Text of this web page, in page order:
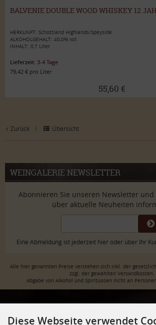
BALVENIE DOUBLE WOOD WHISKEY 12
HERKUNFT: Schottland Highlands/Speyside
ALKOHOLGEHALT: 40,0% vol.
INHALT: 0,7 Liter
Lieferzeit: 3-4 Tage
79,42 € pro Liter
55,60 €
Zurück | Übersicht
WEINGALERIE NEWSLETTER
Abonnieren Sie unseren Newsletter
über aktuelle Neuheiten
Eine Abmeldung ist jederzeit hier oder über Ihr
Alle hier genannten Preise verstehen sich inkl. der
zzgl. der gewählten Versandkosten.
Abgabe von Alkohol und Spirituosen nicht an
Diese Webseite verwendet